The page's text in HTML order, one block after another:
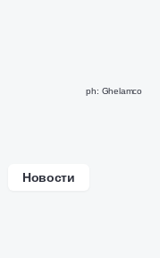
ph: Ghelamco
Новости